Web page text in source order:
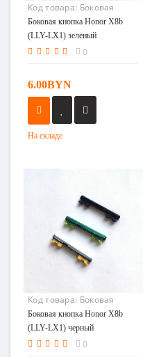
Код товара: Боковая
кнопка Honor X8b (LLY-
LX1) зеленый
Боковая кнопка Honor X8b
(LLY-LX1) зеленый
0
6.00BYN
На складе
Код товара: Боковая
кнопка Honor X8b (LLY-
LX1) черный
Боковая кнопка Honor X8b
(LLY-LX1) черный
0